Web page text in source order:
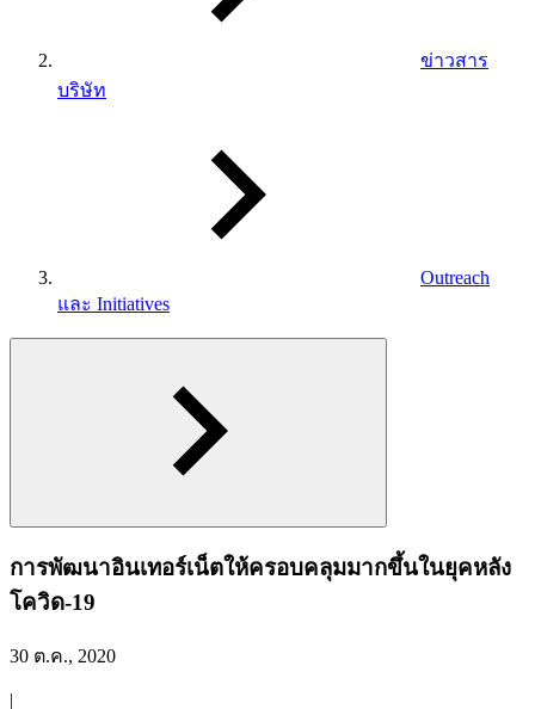
ข่าวสาร
บริษัท
Outreach
และ Initiatives
การพัฒนาอินเทอร์เน็ตให้ครอบคลุมมากขึ้นในยุคหลัง
โควิด-19
30 ต.ค., 2020
|